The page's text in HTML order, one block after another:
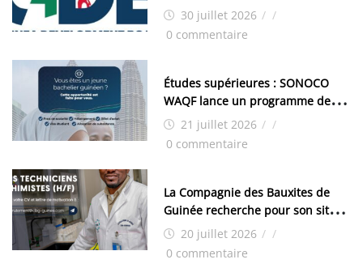
d’aménagement de la zone
industrielle de FANDJE (PAZIF)
30 juillet 2026 / /
0 commentaire
Études supérieures : SONOCO
WAQF lance un programme de
bourses pour la Malaisie
21 juillet 2026 / /
0 commentaire
La Compagnie des Bauxites de
Guinée recherche pour son site
de Kamsar des techniciens
chimistes (H/F)
20 juillet 2026 / /
0 commentaire